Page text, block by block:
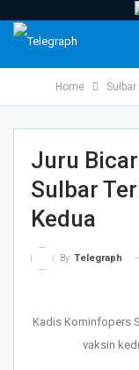
Home Sulbar
Juru
Sulbar
Kedua
By Telegraph
Kadis Kominfopers
vaksin